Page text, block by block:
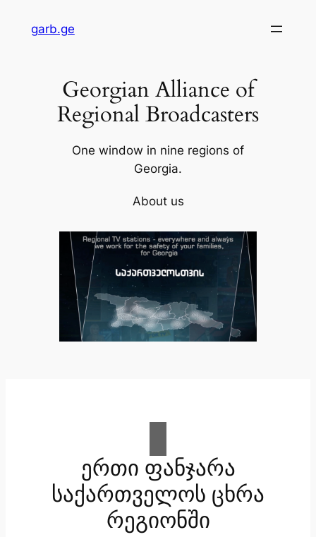
garb.ge
Georgian Alliance of
Regional Broadcasters
One window in nine regions of
Georgia.
About us
ერთი ფანჯარა
საქართველოს ცხრა
რეგიონში